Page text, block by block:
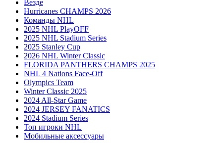
Везде
Hurricanes CHAMPS 2026
Команды NHL
2025 NHL PlayOFF
2025 NHL Stadium Series
2025 Stanley Cup
2026 NHL Winter Classic
FLORIDA PANTHERS CHAMPS 2025
NHL 4 Nations Face-Off
Olympics Team
Winter Classic 2025
2024 All-Star Game
2024 JERSEY FANATICS
2024 Stadium Series
Топ игроки NHL
Мобильные аксессуары